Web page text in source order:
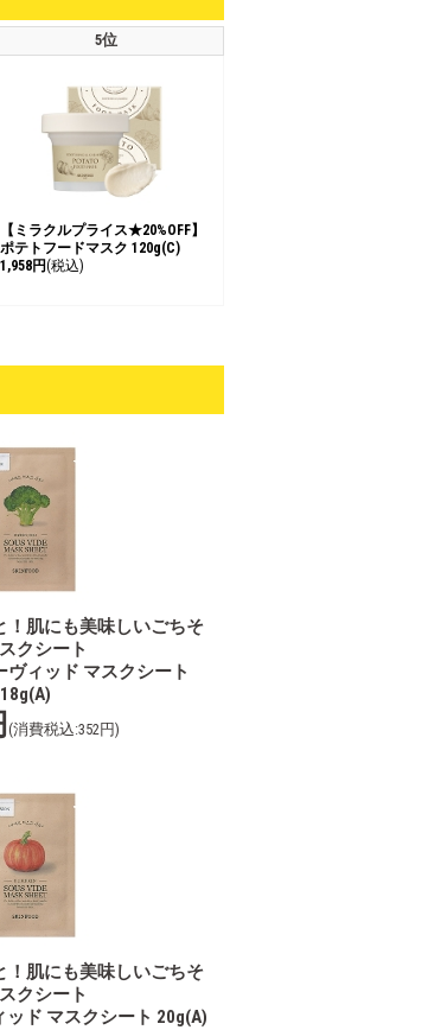
5位
【ミラクルプライス★20%OFF】
ポテトフードマスク 120g(C)
1,958円(税込)
！肌にも美味しいごちそ
クシート
ヴィッド マスクシート
18g(A)
(消費税込:352円)
！肌にも美味しいごちそ
クシート
ド マスクシート 20g(A)